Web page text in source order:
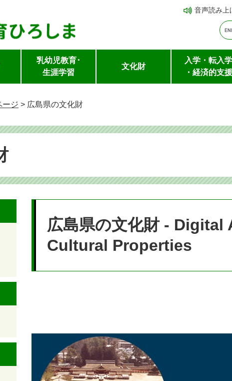
ー
音声読み上
乳幼児教育･
生涯学習
文化財
入学・転入学
・経済的支援
ージ > 広島県の文化財
広島県の文化財 -
Cultural Properties